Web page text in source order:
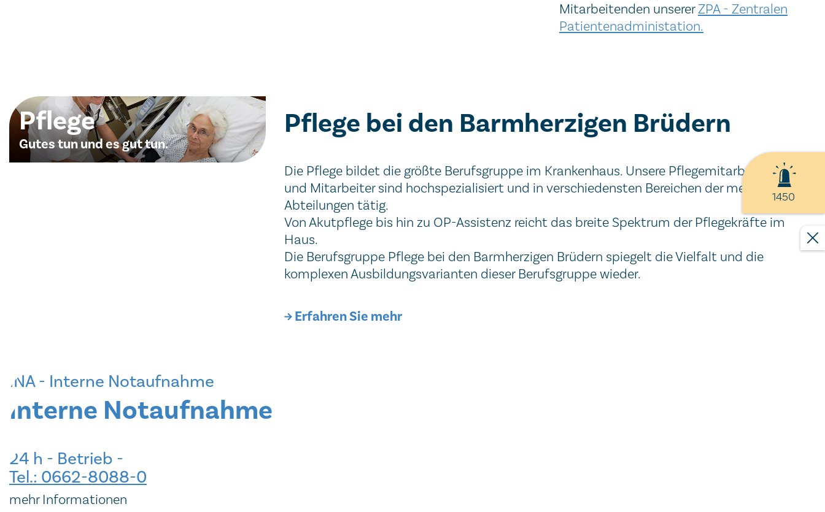
1450
Mitarbeitenden unsererZPA - Zentralen
Patientenadministation.
Pflege
Gutes tun und es gut tun.
Erfahren Sie mehr über unsere Pflegeexperten,
Pflege bei den Barmherzigen Brüdern
Die Pflege bildet die größte Berufsgruppe im Krankenhaus. Unsere Pflegemitarbeiterinnen
und Mitarbeiter sind hochspezialisiert und in verschiedensten Bereichen der medizinischen
Abteilungen tätig.
Von Akutpflege bis hin zu OP-Assistenz reicht das breite Spektrum der Pflegekräfte im
Haus.
Die Berufsgruppe Pflege bei den Barmherzigen Brüdern spiegelt die Vielfalt und die
komplexen Ausbildungsvarianten dieser Berufsgruppe wieder.
Erfahren Sie mehr
INA - Interne Notaufnahme
Interne Notaufnahme
24 h - Betrieb -
Tel.: 0662-8088-0
mehr Informationen